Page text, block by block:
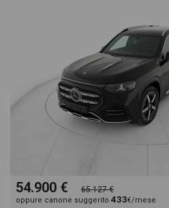
54.900 € 65.127 €
oppure canone suggerito 433€/mese